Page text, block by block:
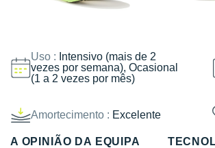
Uso : Intensivo (mais de 2
vezes por semana), Ocasional
(1 a 2 vezes por mês)
Amortecimento : Excelente
A OPINIÃO DA EQUIPA